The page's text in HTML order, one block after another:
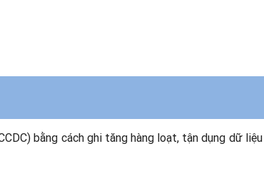
bằng cách ghi tăng hàng loạt, tận dụng dữ liệu